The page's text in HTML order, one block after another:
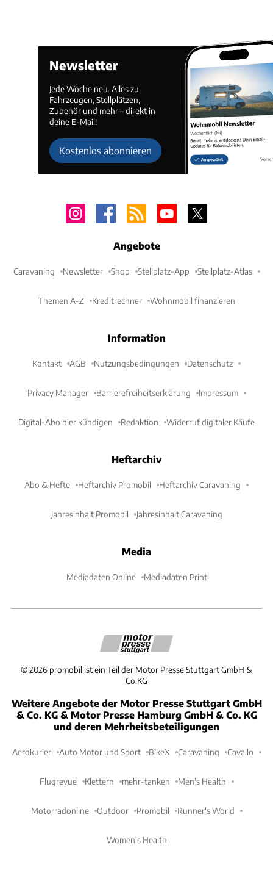
Newsletter
Jede Woche neu. Alles zu
Fahrzeugen, Stellplätzen,
Zubehör und mehr – direkt in
deine E-Mail!
Kostenlos abonnieren
Angebote
Caravaning Newsletter Shop Stellplatz-App Stellplatz-Atlas
Themen A-Z Kreditrechner Wohnmobil finanzieren
Information
Kontakt AGB Nutzungsbedingungen Datenschutz
Privacy Manager Barrierefreiheitserklärung Impressum
Digital-Abo hier kündigen Redaktion Widerruf digitaler Käufe
Heftarchiv
Abo & Hefte Heftarchiv Promobil Heftarchiv Caravaning
Jahresinhalt Promobil Jahresinhalt Caravaning
Media
Mediadaten Online Mediadaten Print
©2026 promobil ist ein Teil der Motor Presse Stuttgart GmbH &
Co.KG
Weitere Angebote der Motor Presse Stuttgart GmbH
& Co. KG & Motor Presse Hamburg GmbH & Co. KG
und deren Mehrheitsbeteiligungen
Aerokurier Auto Motor und Sport BikeX Caravaning Cavallo
Flugrevue Klettern mehr-tanken Men's Health
Motorradonline Outdoor Promobil Runner's World
Women's Health